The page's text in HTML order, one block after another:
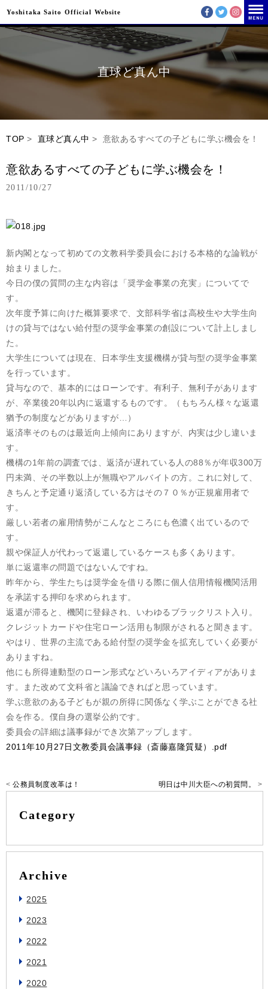
Yoshitaka Saito Official Website
直球ど真ん中
TOP > 直球ど真ん中 > 意欲あるすべての子どもに学ぶ機会を！
意欲あるすべての子どもに学ぶ機会を！
2011/10/27
新内閣となって初めての文教科学委員会における本格的な論戦が
始まりました。
今日の僕の質問の主な内容は「奨学金事業の充実」についてで
す。
次年度予算に向けた概算要求で、文部科学省は高校生や大学生向
けの貸与ではない給付型の奨学金事業の創設について計上しまし
た。
大学生については現在、日本学生支援機構が貸与型の奨学金事業
を行っています。
貸与なので、基本的にはローンです。有利子、無利子があります
が、卒業後20年以内に返還するものです。（もちろん様々な返還
猶予の制度などがありますが…）
返済率そのものは最近向上傾向にありますが、内実は少し違いま
す。
機構の1年前の調査では、返済が遅れている人の88％が年収300万
円未満、その半数以上が無職やアルバイトの方。これに対して、
きちんと予定通り返済している方はその７０％が正規雇用者で
す。
厳しい若者の雇用情勢がこんなところにも色濃く出ているので
す。
親や保証人が代わって返還しているケースも多くあります。
単に返還率の問題ではないんですね。
昨年から、学生たちは奨学金を借りる際に個人信用情報機関活用
を承諾する押印を求められます。
返還が滞ると、機関に登録され、いわゆるブラックリスト入り。
クレジットカードや住宅ローン活用も制限がされると聞きます。
やはり、世界の主流である給付型の奨学金を拡充していく必要が
ありますね。
他にも所得連動型のローン形式などいろいろアイディアがありま
す。また改めて文科省と議論できればと思っています。
学ぶ意欲のある子どもが親の所得に関係なく学ぶことができる社
会を作る。僕自身の選挙公約です。
委員会の詳細は議事録ができ次第アップします。
2011年10月27日文教委員会議事録（斎藤嘉隆質疑）.pdf
< 公務員制度改革は！ 明日は中川大臣への初質問。 >
Category
Archive
2025
2023
2022
2021
2020